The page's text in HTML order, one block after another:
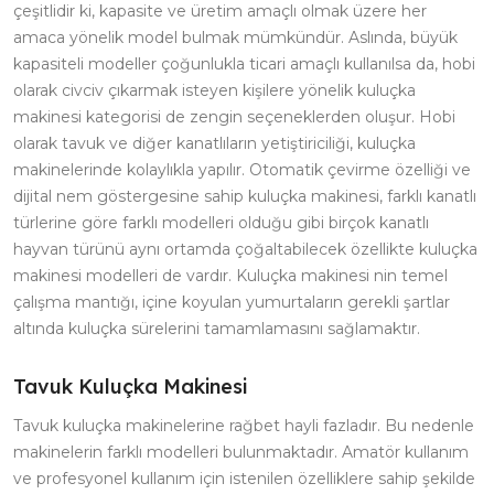
çeşitlidir ki, kapasite ve üretim amaçlı olmak üzere her
amaca yönelik model bulmak mümkündür. Aslında, büyük
kapasiteli modeller çoğunlukla ticari amaçlı kullanılsa da, hobi
olarak civciv çıkarmak isteyen kişilere yönelik kuluçka
makinesi kategorisi de zengin seçeneklerden oluşur. Hobi
olarak tavuk ve diğer kanatlıların yetiştiriciliği, kuluçka
makinelerinde kolaylıkla yapılır. Otomatik çevirme özelliği ve
dijital nem göstergesine sahip kuluçka makinesi, farklı kanatlı
türlerine göre farklı modelleri olduğu gibi birçok kanatlı
hayvan türünü aynı ortamda çoğaltabilecek özellikte kuluçka
makinesi modelleri de vardır. Kuluçka makinesi nin temel
çalışma mantığı, içine koyulan yumurtaların gerekli şartlar
altında kuluçka sürelerini tamamlamasını sağlamaktır.
Tavuk Kuluçka Makinesi
Tavuk kuluçka makinelerine rağbet hayli fazladır. Bu nedenle
makinelerin farklı modelleri bulunmaktadır. Amatör kullanım
ve profesyonel kullanım için istenilen özelliklere sahip şekilde